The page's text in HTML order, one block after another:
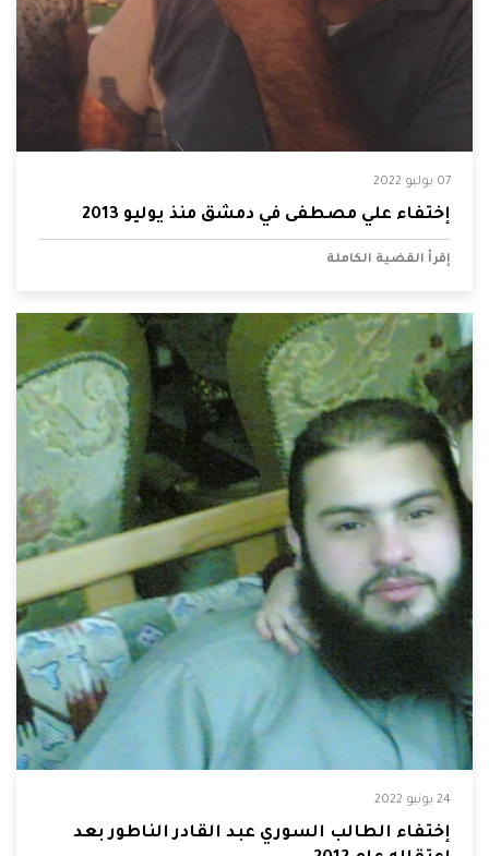
07 يوليو 2022
إختفاء علي مصطفى في دمشق منذ يوليو 2013
إقرأ القضية الكاملة
24 يونيو 2022
إختفاء الطالب السوري عبد القادر الناطور بعد